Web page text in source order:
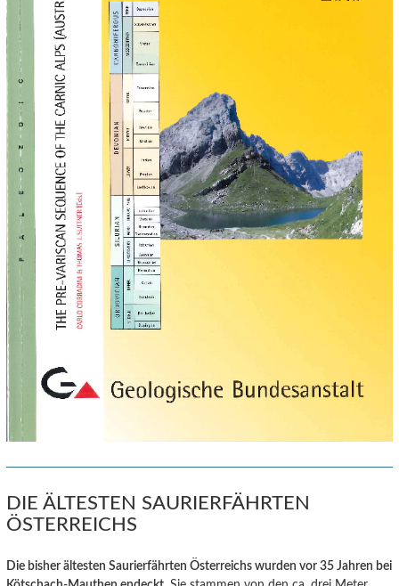
DIE ÄLTESTEN SAURIERFÄHRTEN
ÖSTERREICHS
Die bisher ältesten Saurierfährten Österreichs wurden vor 35 Jahren bei